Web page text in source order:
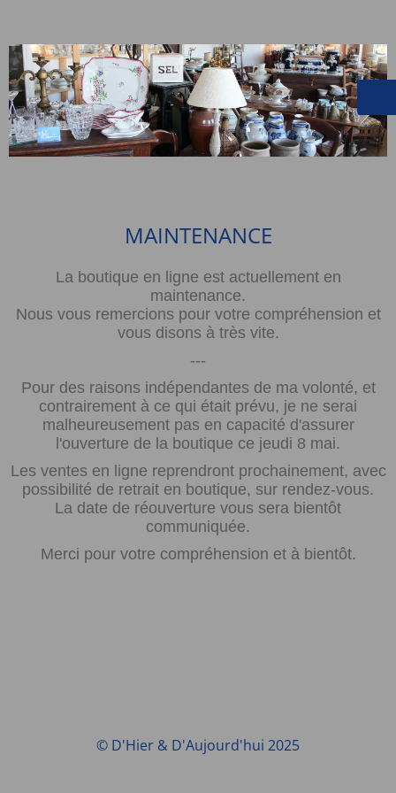
MAINTENANCE
La boutique en ligne est actuellement en
maintenance.
Nous vous remercions pour votre compréhension et
vous disons à très vite.
---
Pour des raisons indépendantes de ma volonté, et
contrairement à ce qui était prévu, je ne serai
malheureusement pas en capacité d'assurer
l'ouverture de la boutique ce jeudi 8 mai.
Les ventes en ligne reprendront prochainement, avec
possibilité de retrait en boutique, sur rendez-vous.
La date de réouverture vous sera bientôt
communiquée.
Merci pour votre compréhension et à bientôt.
© D'Hier & D'Aujourd'hui 2025